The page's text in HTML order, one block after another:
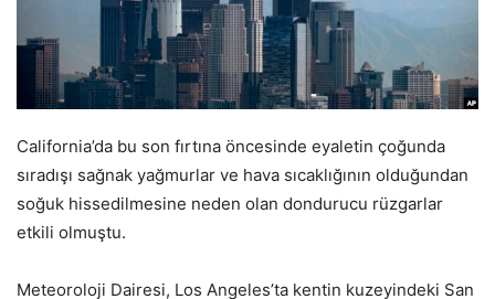
California’da bu son fırtına öncesinde eyaletin çoğunda
sıradışı sağnak yağmurlar ve hava sıcaklığının olduğundan
soğuk hissedilmesine neden olan dondurucu rüzgarlar
etkili olmuştu.
Meteoroloji Dairesi, Los Angeles’ta kentin kuzeyindeki San